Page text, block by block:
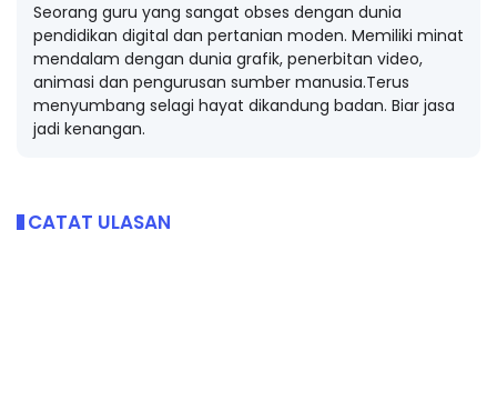
Seorang guru yang sangat obses dengan dunia
pendidikan digital dan pertanian moden. Memiliki minat
mendalam dengan dunia grafik, penerbitan video,
animasi dan pengurusan sumber manusia.Terus
menyumbang selagi hayat dikandung badan. Biar jasa
jadi kenangan.
CATAT ULASAN